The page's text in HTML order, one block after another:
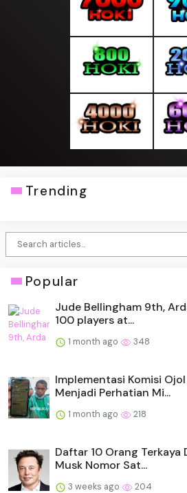
Trending
Popular
Jude Bellingham 9th,
100 players at...
1 month ago 348
Implementasi Komisi
Menjadi Perhatian Mi...
1 month ago 218
Daftar 10 Orang Terkaya
Musk Nomor Sat...
3 weeks ago 204